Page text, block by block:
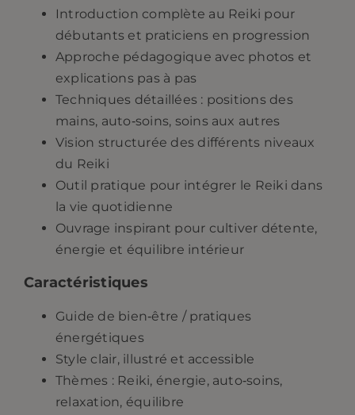
Introduction complète au Reiki pour
débutants et praticiens en progression
Approche pédagogique avec photos et
explications pas à pas
Techniques détaillées : positions des
mains, auto‑soins, soins aux autres
Vision structurée des différents niveaux
du Reiki
Outil pratique pour intégrer le Reiki dans
la vie quotidienne
Ouvrage inspirant pour cultiver détente,
énergie et équilibre intérieur
Caractéristiques
Guide de bien‑être / pratiques
énergétiques
Style clair, illustré et accessible
Thèmes : Reiki, énergie, auto‑soins,
relaxation, équilibre